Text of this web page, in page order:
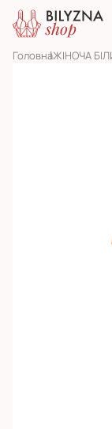
ГоловнаЖІНОЧА